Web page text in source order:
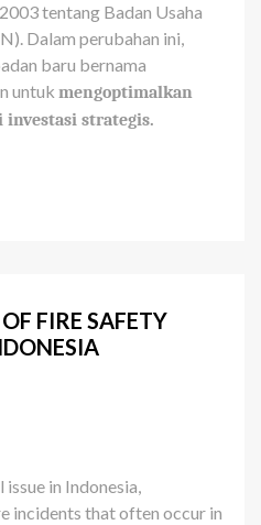
tentang Badan Usaha
Dalam perubahan ini,
baru bernama
untuk mengoptimalkan
investasi strategis.
FIRE SAFETY
in Indonesia,
incidents that often occur in